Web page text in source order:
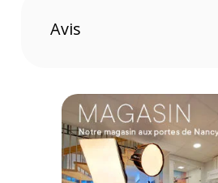
Avis